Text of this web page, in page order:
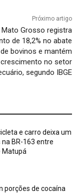
Próximo artigo
Mato Grosso registra
de 18,2% no abate
de bovinos e mantém
crescimento no setor
segundo IBGE
e carro deixa um
BR-163 entre
Matupá
porções de cocaína